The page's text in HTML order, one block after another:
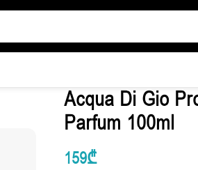
Acqua Di Gio
Parfum 100ml
159₾